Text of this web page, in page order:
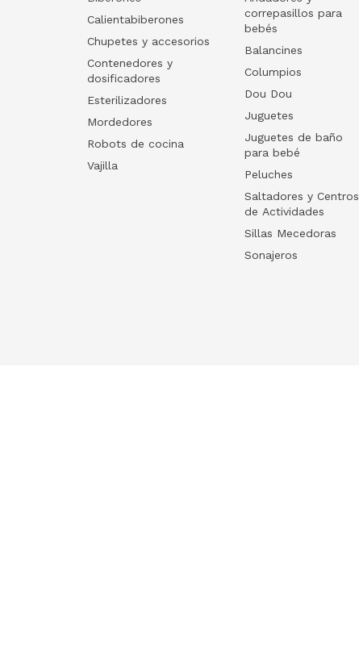
Calientabiberones
Chupetes y accesorios
Contenedores y
dosificadores
Esterilizadores
Mordedores
Robots de cocina
Vajilla
correpasillos para
bebés
Balancines
Columpios
Dou Dou
Juguetes
Juguetes de baño
para bebé
Peluches
Saltadores y Centros
de Actividades
Sillas Mecedoras
Sonajeros